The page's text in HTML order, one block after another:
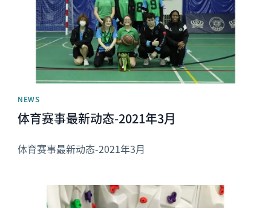
NEWS
体育赛事最新动态-2021年3月
体育赛事最新动态-2021年3月
News image